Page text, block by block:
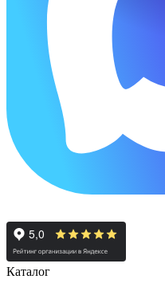
Каталог